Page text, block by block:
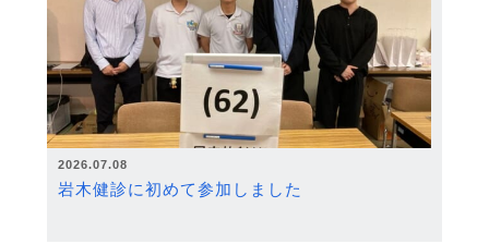
2026.07.08
岩木健診に初めて参加しました